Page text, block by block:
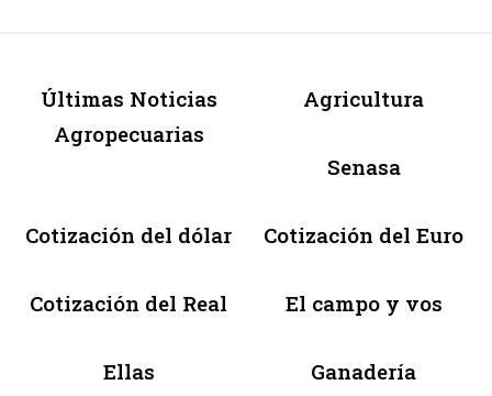
Últimas Noticias
Agropecuarias
Agricultura
Senasa
Cotización del dólar Cotización del Euro
Cotización del Real El campo y vos
Ellas Ganadería